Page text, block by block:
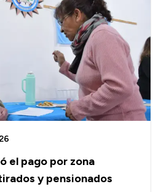
el pago por zona
y pensionados